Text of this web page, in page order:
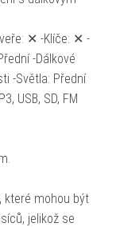
✕ -Klíče: ✕ -
-Dálkové
-Světla: Přední
USB, SD, FM
které mohou být
jelikož se